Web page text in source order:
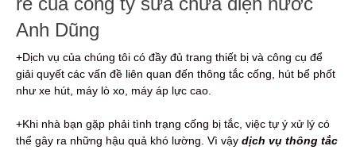
Anh Dũng
+Dịch vụ của chúng tôi có đầy đủ trang thiết bị và công cụ để
giải quyết các vấn đề liên quan đến thông tắc cống, hút bể phốt
như xe hút, máy lò xo, máy áp lực cao.
+Khi nhà bạn gặp phải tình trạng cống bị tắc, việc tự ý xử lý có
thể gây ra những hậu quả khó lường. Vì vậy dịch vụ thông tắc